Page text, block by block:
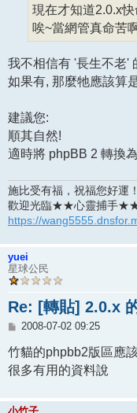
現在才知道2.0.x
唉~當網管真命苦
我不相信有 '長生不老'
如果有, 那麼牠應該算
建議您:
順其自然!
適時將 phpBB 2 轉換
施比受有福，祝福您好運
歡迎光臨★★心靈捕手
https://
yuei
星球公民
Re: [轉貼] 2.0.x
文
2008-07-02 09:25
竹貓的phpbb2版區應
很多有用的資料說